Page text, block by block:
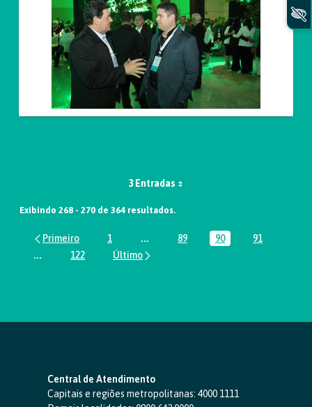
3 Entradas
Exibindo 268 - 270 de 364 resultados.
Página
1 ...Páginas intermediárias Usar ABA
Página
89 Página
90 Página
91
...Páginas intermediárias Usar ABA para navegar.
Página
122
Central de Atendimento
Capitais e regiões metropolitanas: 4000 1111